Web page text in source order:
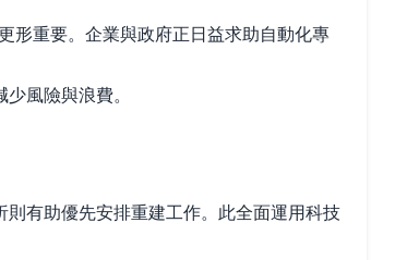
形重要。企業與政府正日益求助自動化專
風險與浪費。
有助優先安排重建工作。此全面運用科技